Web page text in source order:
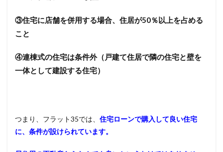
③住宅に店舗を併用する場合、住居が50％以上を占める
こと
④連棟式の住宅は条件外（戸建て住居で隣の住宅と壁を
一体として建設する住宅）
つまり、フラット35では、 住宅ローンで購入して良い住宅
に、条件が設けられています。